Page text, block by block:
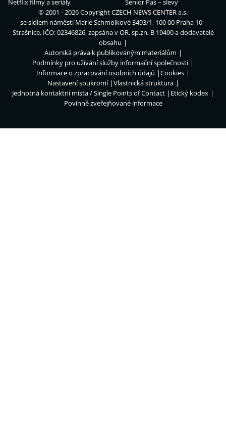
© 2001 - 2026 CopyrightCZECH NEWS CENTER a.s.
se sídlem náměstí Marie Schmolkové 3493/1, 100 00 Praha 10 -
Strašnice, IČO: 02346826, zapsána v OR, sp.zn. B 19490 a dodavatelé
obsahu
Autorská práva k publikovaným materiálům
Podmínky pro užívání služby informační společnosti
Informace o zpracování osobních údajů
Cookies
Nastavení soukromí
Vlastnická struktura
Jednotná kontaktní místa / Single Points of Contact
Etický kodex
Povinně zveřejňované informace